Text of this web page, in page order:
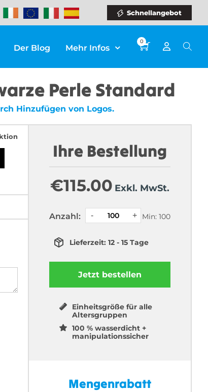
Schnellangebot
Der Blog Mehr Infos
0
Perle Standard
Hinzufügen von Logos.
Ihre Bestellung
€115.00 Exkl. MwSt.
Anzahl: Min: 100
Lieferzeit: 12 - 15 Tage
Jetzt bestellen
Einheitsgröße für alle
Altersgruppen
100 % wasserdicht +
manipulationssicher
Mengenrabatt